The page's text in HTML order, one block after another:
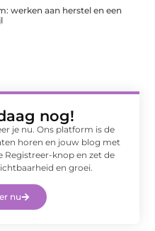
werken aan herstel en een
nog!
je nu. Ons platform is de
horen en jouw blog met
Registreer-knop en zet de
en groei.
nu